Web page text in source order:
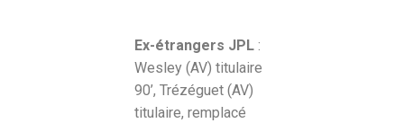
Ex-étrangers JPL :
Wesley (AV) titulaire
90’, Trézéguet (AV)
titulaire, remplacé